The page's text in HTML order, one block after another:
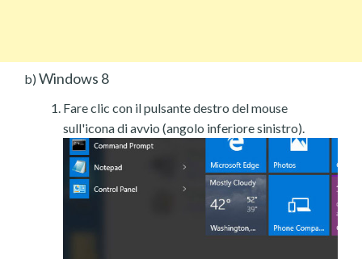
b) Windows 8
Fare clic con il pulsante destro del mouse
sull'icona di avvio (angolo inferiore sinistro).